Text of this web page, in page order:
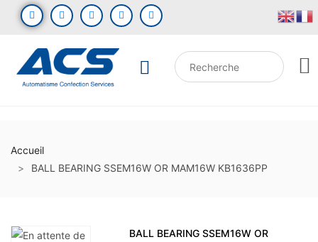
Accueil
BALL BEARING SSEM16W OR MAM16W KB1636PP
BALL BEARING SSEM16W OR